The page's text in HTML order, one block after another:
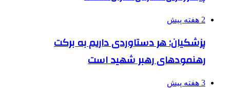
2 هفته پیش
پزشکیان: هر دستاوردی داریم به برکت
رهنمودهای رهبر شهید است
3 هفته پیش